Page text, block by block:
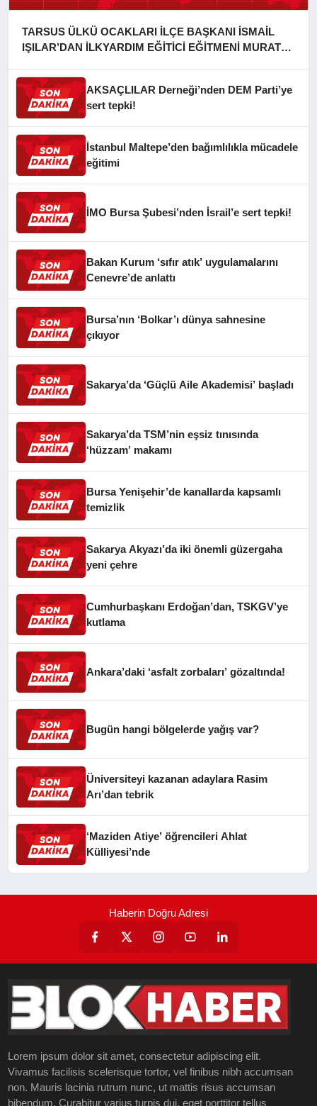
TARSUS ÜLKÜ OCAKLARI İLÇE BAŞKANI İSMAİL
IŞILAR’DAN İLKYARDIM EĞİTİCİ EĞİTMENİ MURAT
AKSAÇLILAR Derneği’nden DEM Parti’ye
sert tepki!
İstanbul Maltepe’den bağımlılıkla mücadele
eğitimi
İMO Bursa Şubesi’nden İsrail’e sert tepki!
Bakan Kurum ‘sıfır atık’ uygulamalarını
Cenevre’de anlattı
Bursa’nın ‘Bolkar’ı dünya sahnesine
çıkıyor
Sakarya’da ‘Güçlü Aile Akademisi’ başladı
Sakarya’da TSM’nin eşsiz tınısında
‘hüzzam’ makamı
Bursa Yenişehir’de kanallarda kapsamlı
temizlik
Sakarya Akyazı’da iki önemli güzergaha
yeni çehre
Cumhurbaşkanı Erdoğan’dan, TSKGV’ye
kutlama
Ankara’daki ‘asfalt zorbaları’ gözaltında!
Bugün hangi bölgelerde yağış var?
Üniversiteyi kazanan adaylara Rasim
Arı’dan tebrik
‘Maziden Atiye’ öğrencileri Ahlat
Külliyesi’nde
Haberin Doğru Adresi
Lorem ipsum dolor sit amet, consectetur adipiscing elit.
Vivamus facilisis scelerisque tortor, vel finibus nibh accumsan
non. Mauris lacinia rutrum nunc, ut mattis risus accumsan
bibendum. Curabitur varius turpis dui, eget porttitor tellus